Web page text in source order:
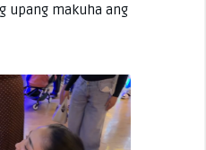
upang makuha ang